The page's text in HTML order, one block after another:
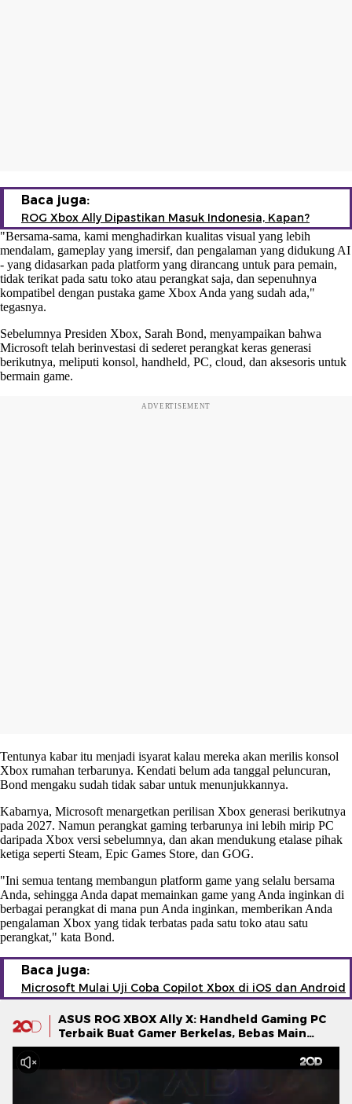
Baca juga:
ROG Xbox Ally Dipastikan Masuk Indonesia, Kapan?
"Bersama-sama, kami menghadirkan kualitas visual yang lebih
mendalam, gameplay yang imersif, dan pengalaman yang didukung AI
- yang didasarkan pada platform yang dirancang untuk para pemain,
tidak terikat pada satu toko atau perangkat saja, dan sepenuhnya
kompatibel dengan pustaka game Xbox Anda yang sudah ada,"
tegasnya.
Sebelumnya Presiden Xbox, Sarah Bond, menyampaikan bahwa
Microsoft telah berinvestasi di sederet perangkat keras generasi
berikutnya, meliputi konsol, handheld, PC, cloud, dan aksesoris untuk
bermain game.
ADVERTISEMENT
Tentunya kabar itu menjadi isyarat kalau mereka akan merilis konsol
Xbox rumahan terbarunya. Kendati belum ada tanggal peluncuran,
Bond mengaku sudah tidak sabar untuk menunjukkannya.
Kabarnya, Microsoft menargetkan perilisan Xbox generasi berikutnya
pada 2027. Namun perangkat gaming terbarunya ini lebih mirip PC
daripada Xbox versi sebelumnya, dan akan mendukung etalase pihak
ketiga seperti Steam, Epic Games Store, dan GOG.
"Ini semua tentang membangun platform game yang selalu bersama
Anda, sehingga Anda dapat memainkan game yang Anda inginkan di
berbagai perangkat di mana pun Anda inginkan, memberikan Anda
pengalaman Xbox yang tidak terbatas pada satu toko atau satu
perangkat," kata Bond.
Baca juga:
Microsoft Mulai Uji Coba Copilot Xbox di iOS dan Android
ASUS ROG XBOX Ally X: Handheld Gaming PC
Terbaik Buat Gamer Berkelas, Bebas Main
Tanpa Batas